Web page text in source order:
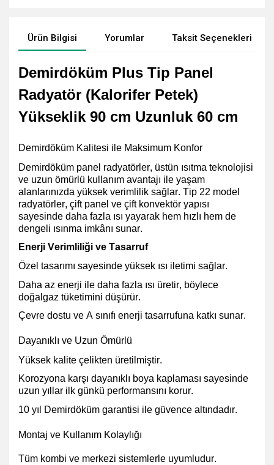
Ürün Bilgisi Yorumlar Taksit Seçenekleri
Demirdöküm Plus Tip Panel
Radyatör (Kalorifer Petek)
Yükseklik 90 cm Uzunluk 60 cm
Demirdöküm Kalitesi ile Maksimum Konfor
Demirdöküm panel radyatörler, üstün ısıtma teknolojisi
ve uzun ömürlü kullanım avantajı ile yaşam
alanlarınızda yüksek verimlilik sağlar. Tip 22 model
radyatörler, çift panel ve çift konvektör yapısı
sayesinde daha fazla ısı yayarak hem hızlı hem de
dengeli ısınma imkânı sunar.
Enerji Verimliliği ve Tasarruf
Özel tasarımı sayesinde yüksek ısı iletimi sağlar.
Daha az enerji ile daha fazla ısı üretir, böylece
doğalgaz tüketimini düşürür.
Çevre dostu ve A sınıfı enerji tasarrufuna katkı sunar.
Dayanıklı ve Uzun Ömürlü
Yüksek kalite çelikten üretilmiştir.
Korozyona karşı dayanıklı boya kaplaması sayesinde
uzun yıllar ilk günkü performansını korur.
10 yıl Demirdöküm garantisi ile güvence altındadır.
Montaj ve Kullanım Kolaylığı
Tüm kombi ve merkezi sistemlerle uyumludur.